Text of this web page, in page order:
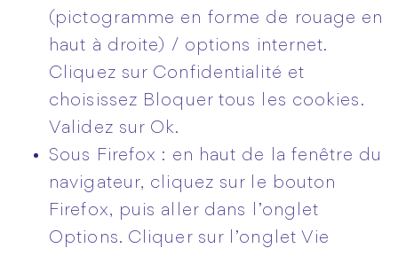
(pictogramme en forme de rouage en
haut à droite) / options internet.
Cliquez sur Confidentialité et
choisissez Bloquer tous les cookies.
Validez sur Ok.
Sous Firefox : en haut de la fenêtre du
navigateur, cliquez sur le bouton
Firefox, puis aller dans l’onglet
Options. Cliquer sur l’onglet Vie